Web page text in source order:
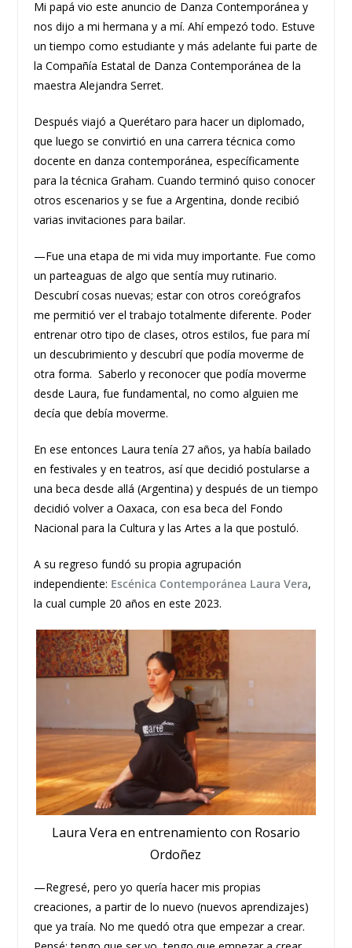
Mi papá vio este anuncio de Danza Contemporánea y
nos dijo a mi hermana y a mí. Ahí empezó todo. Estuve
un tiempo como estudiante y más adelante fui parte de
la Compañía Estatal de Danza Contemporánea de la
maestra Alejandra Serret.
Después viajó a Querétaro para hacer un diplomado,
que luego se convirtió en una carrera técnica como
docente en danza contemporánea, específicamente
para la técnica Graham. Cuando terminó quiso conocer
otros escenarios y se fue a Argentina, donde recibió
varias invitaciones para bailar.
—Fue una etapa de mi vida muy importante. Fue como
un parteaguas de algo que sentía muy rutinario.
Descubrí cosas nuevas; estar con otros coreógrafos
me permitió ver el trabajo totalmente diferente. Poder
entrenar otro tipo de clases, otros estilos, fue para mí
un descubrimiento y descubrí que podía moverme de
otra forma. Saberlo y reconocer que podía moverme
desde Laura, fue fundamental, no como alguien me
decía que debía moverme.
En ese entonces Laura tenía 27 años, ya había bailado
en festivales y en teatros, así que decidió postularse a
una beca desde allá (Argentina) y después de un tiempo
decidió volver a Oaxaca, con esa beca del Fondo
Nacional para la Cultura y las Artes a la que postuló.
A su regreso fundó su propia agrupación
independiente: Escénica Contemporánea Laura Vera,
la cual cumple 20 años en este 2023.
Laura Vera en entrenamiento con Rosario
Ordoñez
—Regresé, pero yo quería hacer mis propias
creaciones, a partir de lo nuevo (nuevos aprendizajes)
que ya traía. No me quedó otra que empezar a crear.